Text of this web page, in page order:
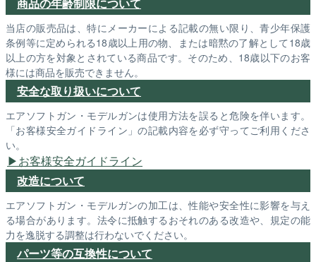
当店の販売品は、特にメーカーによる記載の無い限り、青少年保護
条例等に定められる18歳以上用の物、または暗黙の了解として18歳
以上の方を対象とされている商品です。そのため、18歳以下のお客
様には商品を販売できません。
安全な取り扱いについて
エアソフトガン・モデルガンは使用方法を誤ると危険を伴います。
「お客様安全ガイドライン」の記載内容を必ず守ってご利用くださ
い。
お客様安全ガイドライン
改造について
エアソフトガン・モデルガンの加工は、性能や安全性に影響を与え
る場合があります。法令に抵触するおそれのある改造や、規定の能
力を逸脱する調整は行わないでください。
パーツ等の互換性について